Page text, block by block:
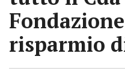
risparmio